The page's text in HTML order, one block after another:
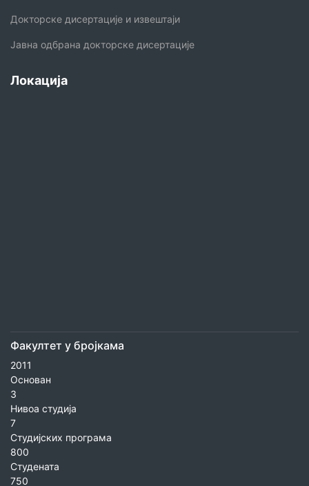
Докторске дисертације и извештаји
Јавна одбрана докторске дисертације
Локација
Факултет у бројкама
2011
Основан
3
Нивоа студија
7
Студијских програма
800
Студената
750